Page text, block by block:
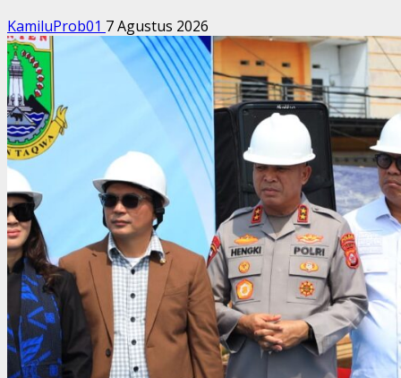
KamiluProb01 7 Agustus 2026